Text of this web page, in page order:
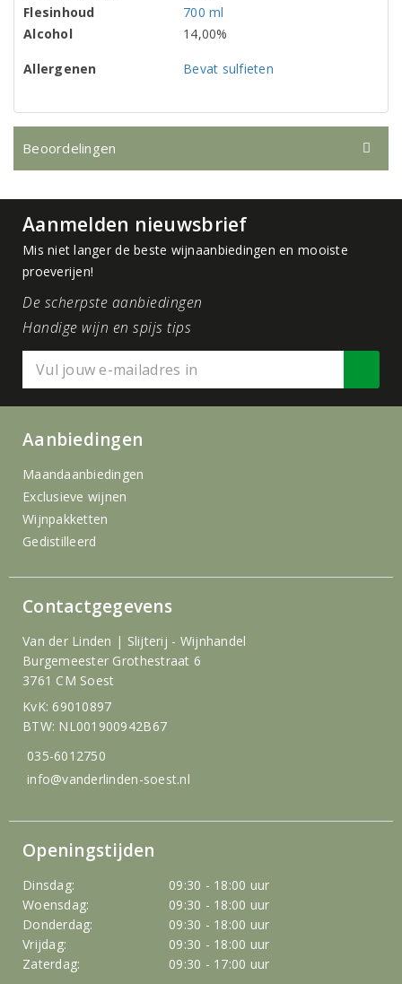
Flesinhoud
700 ml
Alcohol
14,00%
Allergenen Bevat sulfieten
Beoordelingen
Aanmelden nieuwsbrief
Mis niet langer de beste wijnaanbiedingen en mooiste
proeverijen!
De scherpste aanbiedingen
Handige wijn en spijs tips
Aanbiedingen
Maandaanbiedingen
Exclusieve wijnen
Wijnpakketten
Gedistilleerd
Contactgegevens
Van der Linden | Slijterij - Wijnhandel
Burgemeester Grothestraat 6
3761 CM Soest
KvK: 69010897
BTW: NL001900942B67
035-6012750
info@vanderlinden-soest.nl
Openingstijden
Dinsdag:
09:30 - 18:00 uur
Woensdag:
09:30 - 18:00 uur
Donderdag:
09:30 - 18:00 uur
Vrijdag:
09:30 - 18:00 uur
Zaterdag:
09:30 - 17:00 uur